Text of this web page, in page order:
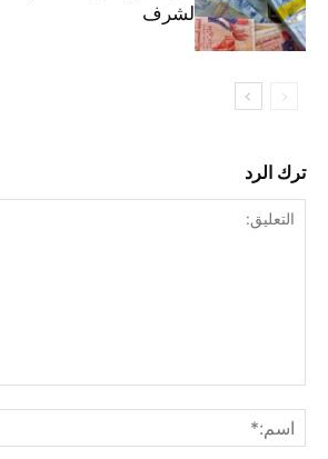
القروض على الشرف
ترك الرد